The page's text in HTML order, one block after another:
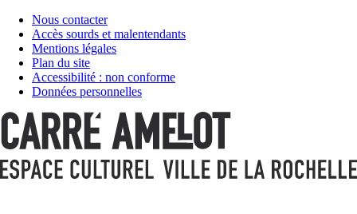
Nous contacter
Accès sourds et malentendants
Mentions légales
Plan du site
Accessibilité : non conforme
Données personnelles